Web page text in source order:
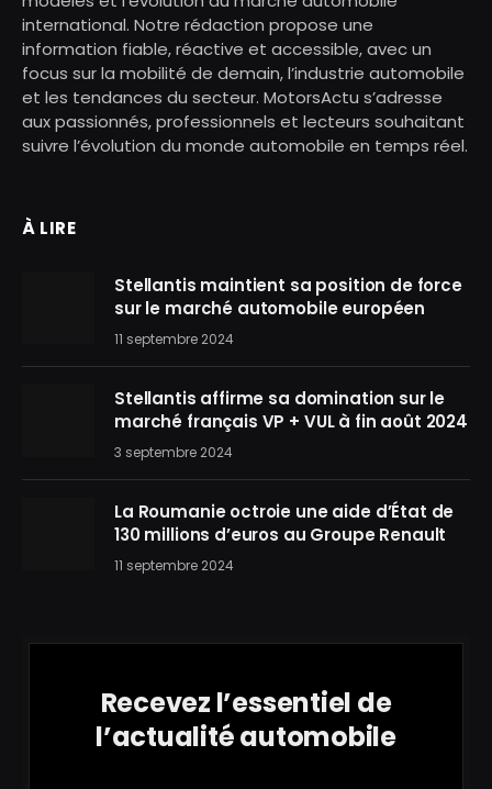
international. Notre rédaction propose une
information fiable, réactive et accessible, avec un
focus sur la mobilité de demain, l’industrie automobile
et les tendances du secteur. MotorsActu s’adresse
aux passionnés, professionnels et lecteurs souhaitant
suivre l’évolution du monde automobile en temps réel.
À LIRE
Stellantis maintient sa position de force
sur le marché automobile européen
11 septembre 2024
Stellantis affirme sa domination sur le
marché français VP + VUL à fin août 2024
3 septembre 2024
La Roumanie octroie une aide d’État de
130 millions d’euros au Groupe Renault
11 septembre 2024
Recevez l’essentiel de
l’actualité automobile